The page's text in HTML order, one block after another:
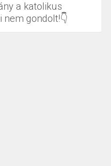
a katolikus
gondolt!👇